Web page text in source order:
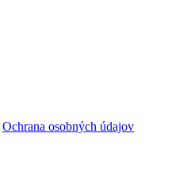
Ochrana osobných údajov